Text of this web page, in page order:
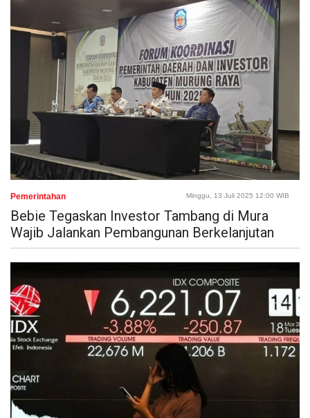
Pemerintahan Minggu, 13 Juli 2025 12:00 WIB
Bebie Tegaskan Investor Tambang di Mura
Wajib Jalankan Pembangunan Berkelanjutan